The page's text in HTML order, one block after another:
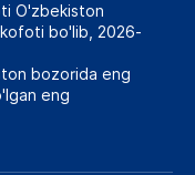
O'zbekiston
bo'lib, 2026-
bozorida eng
eng